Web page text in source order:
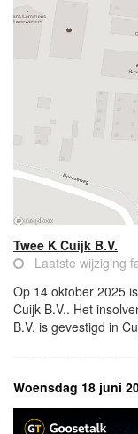
Twee K Cuijk B.V.
Laatste wijziging
Op 14 oktober 2025
Cuijk B.V.. Het
B.V. is gevestigd in
Woensdag 18 juni